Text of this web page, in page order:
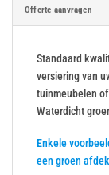
Offerte aanvragen
Standaard
versiering van
tuinmeubelen
Waterdicht
Enkele
een groen